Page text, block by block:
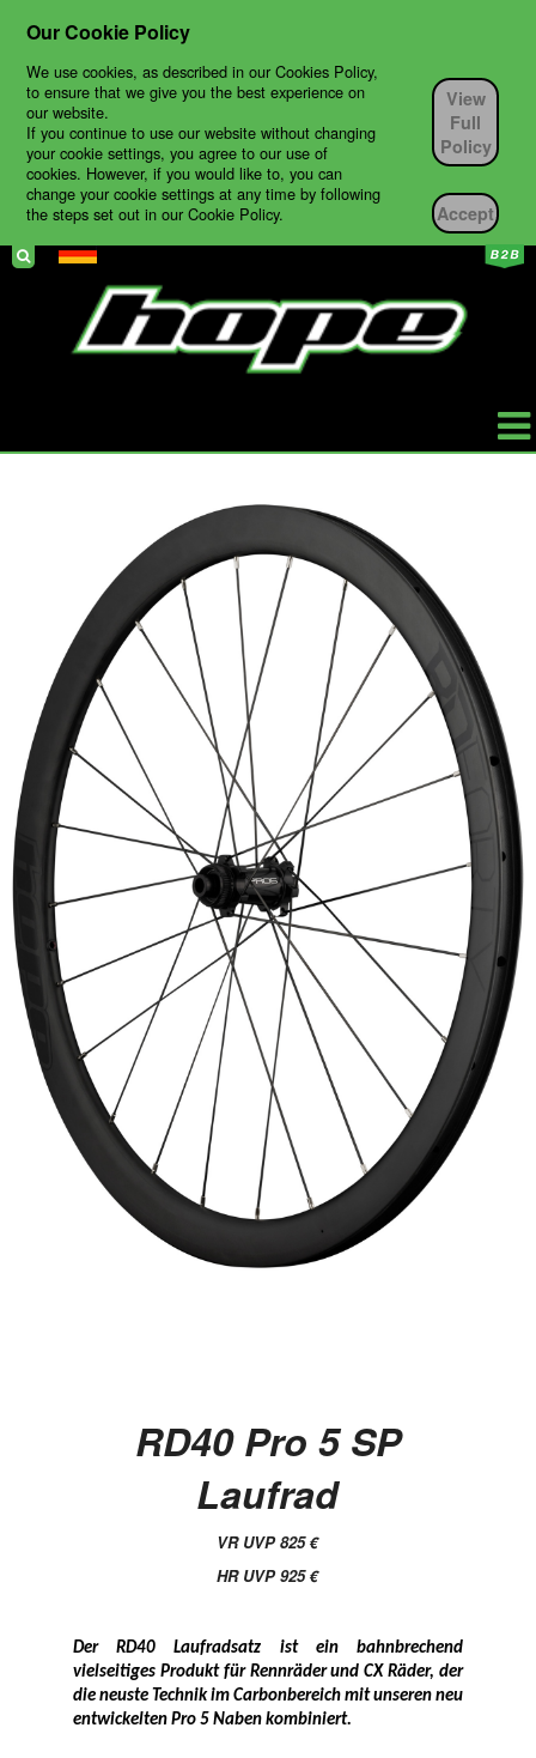
Our Cookie Policy
We use cookies, as described in our Cookies Policy,
to ensure that we give you the best experience on
our website.
If you continue to use our website without changing
your cookie settings, you agree to our use of
cookies. However, if you would like to, you can
change your cookie settings at any time by following
the steps set out in our Cookie Policy.
View
Full
Policy
Accept
PRODUKTE
TECH SUPPORT
HOPE WMN
ACADEMY
NEWS
SHOP
RD40 Pro 5 SP
Laufrad
VR UVP 825 €
HR UVP 925 €
Der RD40 Laufradsatz ist ein bahnbrechend
vielseitiges Produkt für Rennräder und CX Räder, der
die neuste Technik im Carbonbereich mit unseren neu
entwickelten Pro 5 Naben kombiniert.